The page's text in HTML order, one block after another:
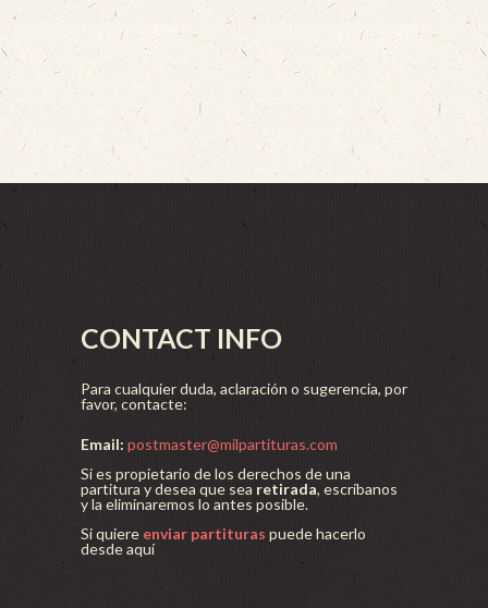
CONTACT INFO
Para cualquier duda, aclaración o sugerencia, por
favor, contacte:
Email: postmaster@milpartituras.com
Si es propietario de los derechos de una
partitura y desea que sea retirada, escríbanos
y la eliminaremos lo antes posible.
Si quiere enviar partituras puede hacerlo
desde aquí